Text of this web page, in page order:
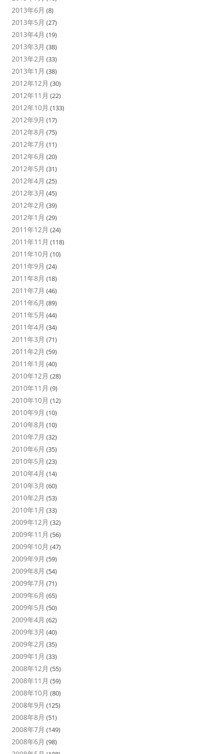
2013年6月 (8)
2013年5月 (27)
2013年4月 (19)
2013年3月 (38)
2013年2月 (33)
2013年1月 (38)
2012年12月 (30)
2012年11月 (22)
2012年10月 (133)
2012年9月 (17)
2012年8月 (75)
2012年7月 (11)
2012年6月 (20)
2012年5月 (31)
2012年4月 (25)
2012年3月 (45)
2012年2月 (39)
2012年1月 (29)
2011年12月 (24)
2011年11月 (118)
2011年10月 (10)
2011年9月 (24)
2011年8月 (18)
2011年7月 (46)
2011年6月 (89)
2011年5月 (44)
2011年4月 (34)
2011年3月 (71)
2011年2月 (59)
2011年1月 (40)
2010年12月 (28)
2010年11月 (9)
2010年10月 (12)
2010年9月 (10)
2010年8月 (10)
2010年7月 (32)
2010年6月 (35)
2010年5月 (23)
2010年4月 (14)
2010年3月 (60)
2010年2月 (53)
2010年1月 (33)
2009年12月 (32)
2009年11月 (56)
2009年10月 (47)
2009年9月 (59)
2009年8月 (54)
2009年7月 (71)
2009年6月 (65)
2009年5月 (50)
2009年4月 (62)
2009年3月 (40)
2009年2月 (35)
2009年1月 (33)
2008年12月 (55)
2008年11月 (59)
2008年10月 (80)
2008年9月 (125)
2008年8月 (51)
2008年7月 (149)
2008年6月 (98)